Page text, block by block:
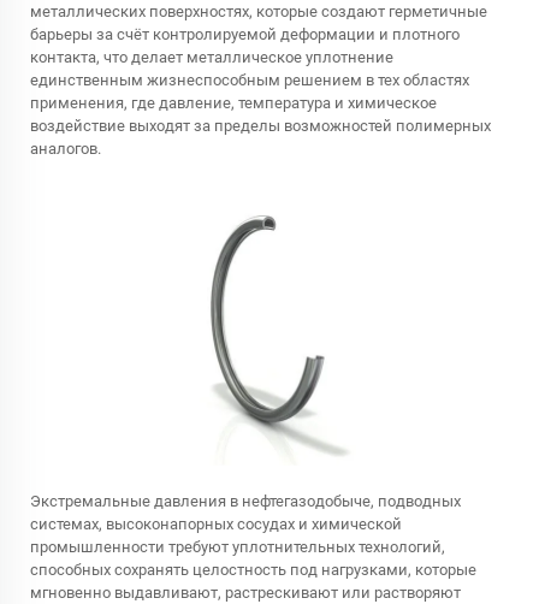
металлических поверхностях, которые создают герметичные
барьеры за счёт контролируемой деформации и плотного
контакта, что делает металлическое уплотнение
единственным жизнеспособным решением в тех областях
применения, где давление, температура и химическое
воздействие выходят за пределы возможностей полимерных
аналогов.
Экстремальные давления в нефтегазодобыче, подводных
системах, высоконапорных сосудах и химической
промышленности требуют уплотнительных технологий,
способных сохранять целостность под нагрузками, которые
мгновенно выдавливают, растрескивают или растворяют